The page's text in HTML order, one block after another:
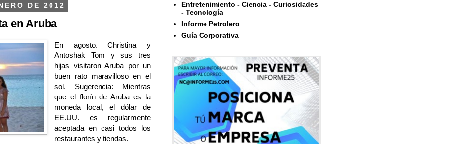
DE 2012
en Aruba
En agosto, Christina y
Antoshak Tom y sus tres
hijas visitaron Aruba por un
buen rato maravilloso en el
sol. Sugerencia: Mientras
que el florín de Aruba es la
moneda local, el dólar de
EE.UU. es regularmente
aceptada en casi todos los
restaurantes y tiendas.
Entretenimiento - Ciencia - Curiosidades
- Tecnología
Informe Petrolero
Guía Corporativa